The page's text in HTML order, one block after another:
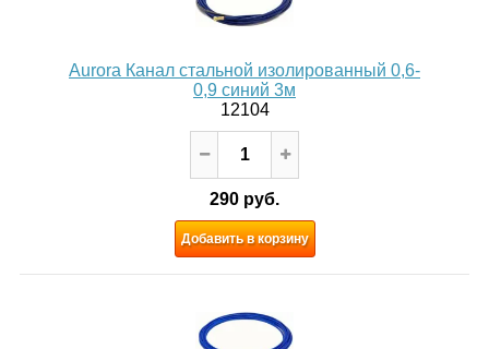
Aurora Канал стальной изолированный 0,6-
0,9 синий 3м
12104
290 руб.
Добавить в корзину